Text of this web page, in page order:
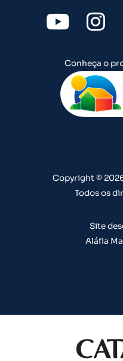
Y
o
u
t
u
b
I
n
s
t
a
g
m
Conheça o
Copyright ©
Todos os
Site
Aláfia